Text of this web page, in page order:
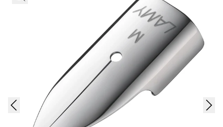
Bolígrafos multifunción
Digital Writing
Para Android